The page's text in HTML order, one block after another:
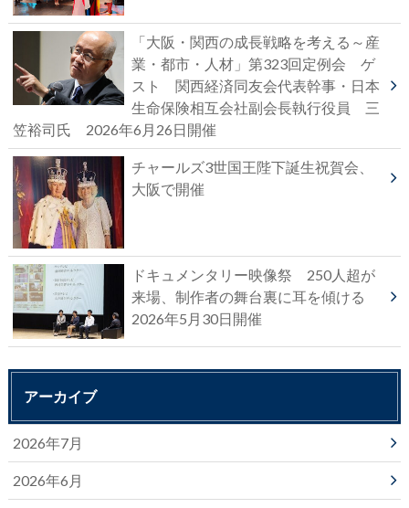
「大阪・関西の成長戦略を考える～産
業・都市・人材」第323回定例会 ゲ
スト 関西経済同友会代表幹事・日本
生命保険相互会社副会長執行役員 三
笠裕司氏 2026年6月26日開催
チャールズ3世国王陛下誕生祝賀会、
大阪で開催
ドキュメンタリー映像祭 250人超が
来場、制作者の舞台裏に耳を傾ける
2026年5月30日開催
アーカイブ
2026年7月
2026年6月